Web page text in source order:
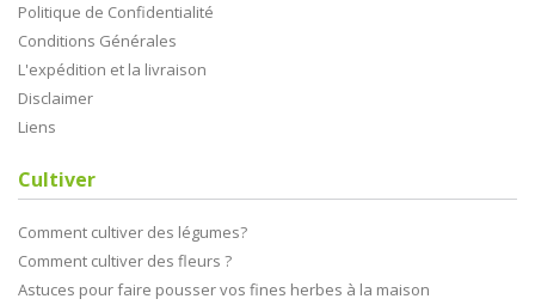
Politique de Confidentialité
Conditions Générales
L'expédition et la livraison
Disclaimer
Liens
Cultiver
Comment cultiver des légumes?
Comment cultiver des fleurs ?
Astuces pour faire pousser vos fines herbes à la maison